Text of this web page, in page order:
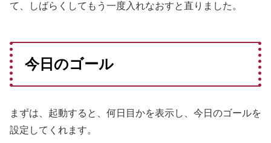
て、しばらくしてもう一度入れなおすと直りました。
今日のゴール
まずは、起動すると、何日目かを表示し、今日のゴールを
設定してくれます。